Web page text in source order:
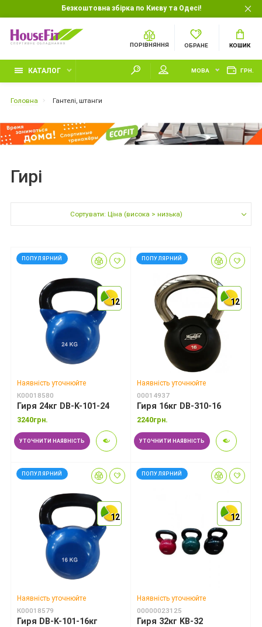
Безкоштовна збірка по Києву та Одесі!
ПОРІВНЯННЯ ОБРАНЕ КОШИК
КАТАЛОГ МОВА ГРН.
Головна Гантелі, штанги
Гирі
Сортувати: Ціна (висока > низька)
12
12
12
ПОПУЛЯРНИЙ
Наявність уточнюйте
К00018580
Гиря 24кг DB-K-101-24
3240грн.
УТОЧНИТИ НАЯВНІСТЬ
12
12
12
ПОПУЛЯРНИЙ
Наявність уточнюйте
00014937
Гиря 16кг DB-310-16
2240грн.
УТОЧНИТИ НАЯВНІСТЬ
12
12
12
ПОПУЛЯРНИЙ
Наявність уточнюйте
К00018579
Гиря DB-K-101-16кг
12
12
12
ПОПУЛЯРНИЙ
Наявність уточнюйте
00000023125
Гиря 32кг KB-32